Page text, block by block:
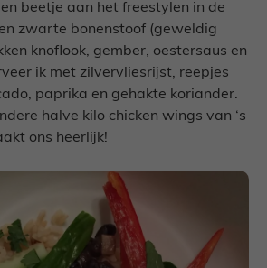
beetje aan het freestylen in de
zwarte bonenstoof (geweldig
knoflook, gember, oestersaus en
ik met zilvervliesrijst, reepjes
paprika en gehakte koriander.
halve kilo chicken wings van ‘s
ons heerlijk!